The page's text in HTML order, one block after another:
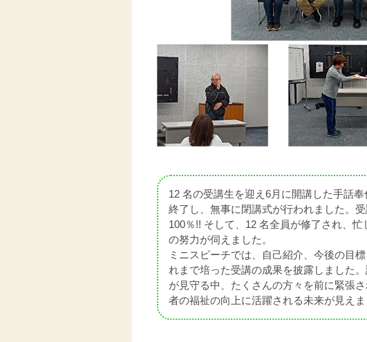
12 名の受講生を迎え6月に開講した手話
終了し、無事に閉講式が行われました。
100％!! そして、12 名全員が修了され、
の努力が伺えました。
ミニスピーチでは、自己紹介、今後の目
れまで培った受講の成果を披露しました
が見守る中、たくさんの方々を前に緊張
者の福祉の向上に活躍される未来が見えま